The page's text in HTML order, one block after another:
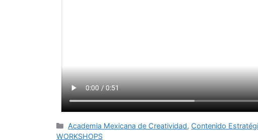
Academia Mexicana de Creatividad, Contenido
WORKSHOPS